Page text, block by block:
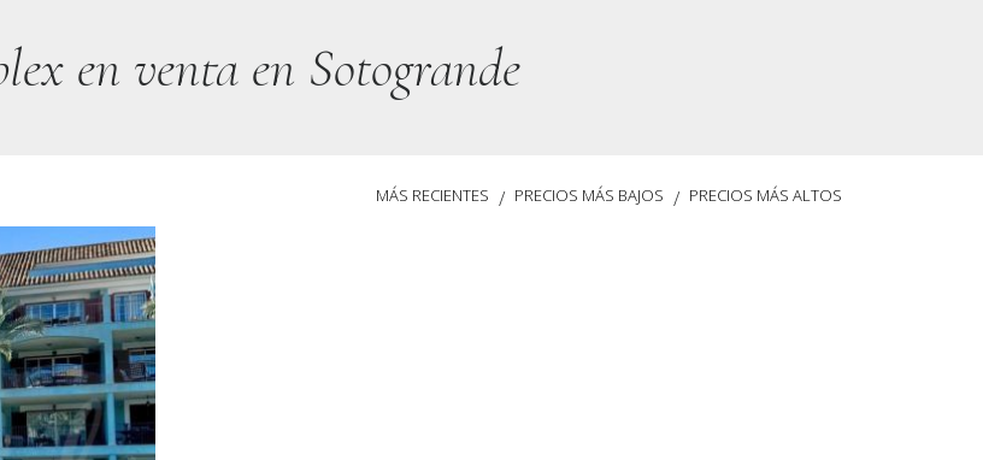
en venta en Sotogrande
MÁS RECIENTES / PRECIOS MÁS BAJOS / PRECIOS MÁS ALTOS